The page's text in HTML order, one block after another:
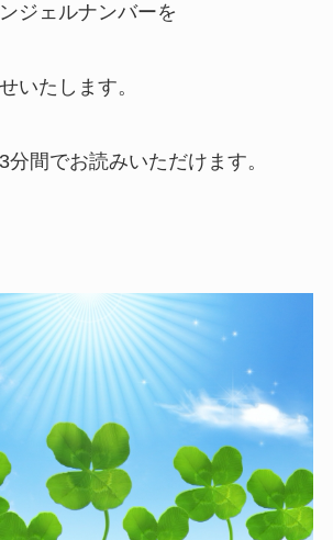
ジェルナンバーを
いたします。
3分間でお読みいただけます。